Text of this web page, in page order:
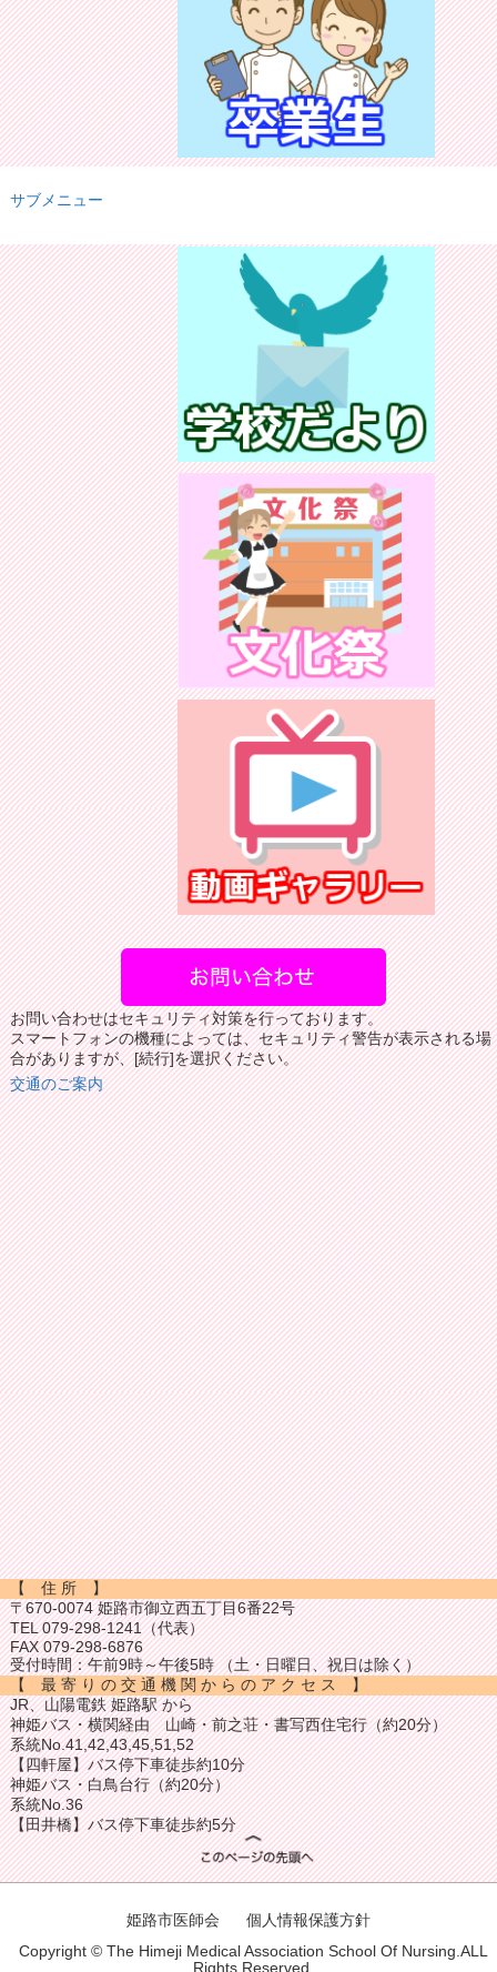
サブメニュー
お問い合わせはセキュリティ対策を行っております。
スマートフォンの機種によっては、セキュリティ警告が表示される場
合がありますが、[続行]を選択ください。
交通のご案内
【 住 所 】
〒670-0074 姫路市御立西五丁目6番22号
TEL 079-298-1241（代表）
FAX 079-298-6876
受付時間：午前9時～午後5時 （土・日曜日、祝日は除く）
【 最 寄 り の 交 通 機 関 か ら の ア ク セ ス 】
JR、山陽電鉄 姫路駅 から
神姫バス・横関経由 山崎・前之荘・書写西住宅行（約20分）
系統No.41,42,43,45,51,52
【四軒屋】バス停下車徒歩約10分
神姫バス・白鳥台行（約20分）
系統No.36
【田井橋】バス停下車徒歩約5分
姫路市医師会
個人情報保護方針
Copyright © The Himeji Medical Association School Of Nursing.ALL
Rights Reserved.